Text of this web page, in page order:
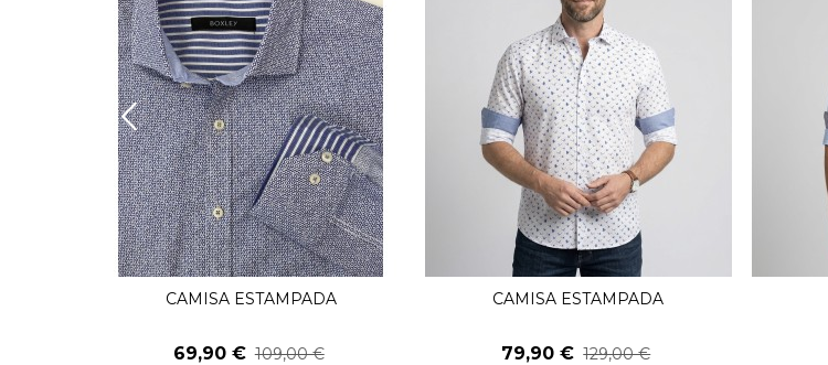
Ver Más
CAMISA ESTAMPADA
69,90 € 109,00 €
Ver Más
CAMISA ESTAMPADA
79,90 € 129,00 €